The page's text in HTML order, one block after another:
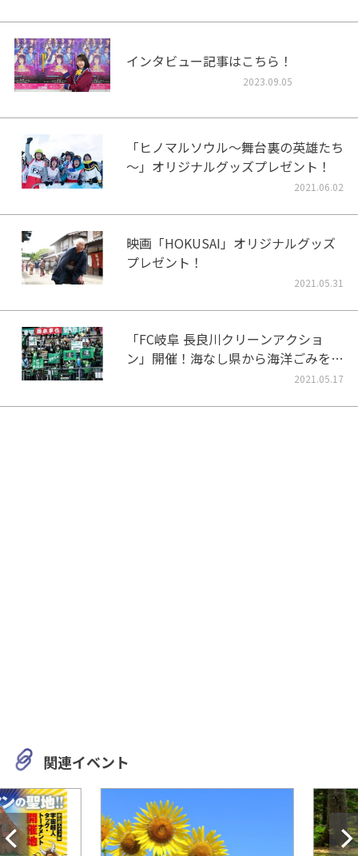
インタビュー記事はこちら！
2023.09.05
「ヒノマルソウル～舞台裏の英雄たち
～」オリジナルグッズプレゼント！
2021.06.02
映画「HOKUSAI」オリジナルグッズ
プレゼント！
2021.05.31
「FC岐阜 長良川クリーンアクショ
ン」開催！海なし県から海洋ごみをな
2021.05.17
関連イベント